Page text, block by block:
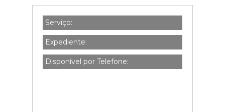
Serviço:
Expediente:
Disponível por Telefone: